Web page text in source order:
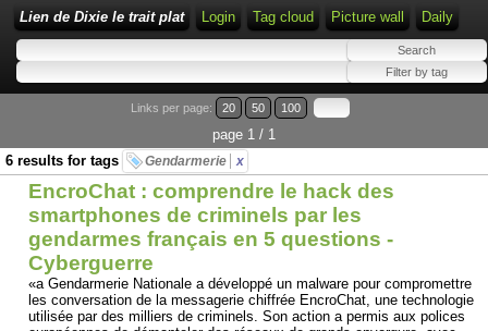
Lien de Dixie le trait plat Login Tag cloud Picture wall Daily
Links per page: 20 50 100
page 1 / 1
6 results for tags
Gendarmerie x
EncroChat : comprendre le hack des
smartphones de criminels par les
gendarmes français en 5 questions -
Cyberguerre
«a Gendarmerie Nationale a développé un malware pour compromettre
les conversation de la messagerie chiffrée EncroChat, une technologie
utilisée par des milliers de criminels. Son action a permis aux polices